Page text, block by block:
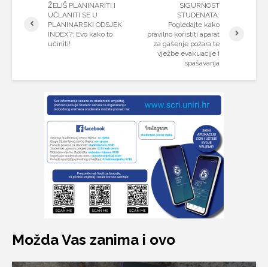
ŽELIŠ PLANINARITI I
UČLANITI SE U
PLANINARSKI ODSJEK
INDEX?: Evo kako to
učiniti!
SIGURNOST
STUDENATA:
Pogledajte kako
pravilno koristiti aparat
za gašenje požara te
vježbe evakuacije i
spašavanja
Možda Vas zanima i ovo